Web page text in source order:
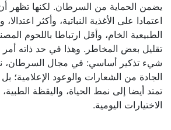
يضمن الحماية من السرطان. لكنها تظهر أن
اعتمادا على الأغذية النباتية، وأكثر
الطبيعية الخام، وأقل ارتباطا باللحوم
تقليل بعض المخاطر. وهذا في حد ذاته
شيء تذكير أساسي: في مجال السرطان،
الجادة من الشعارات والوعود الإعلامية؛
تمتد أيضا إلى نمط الحياة، واليقظة
الاختيارات اليومية.